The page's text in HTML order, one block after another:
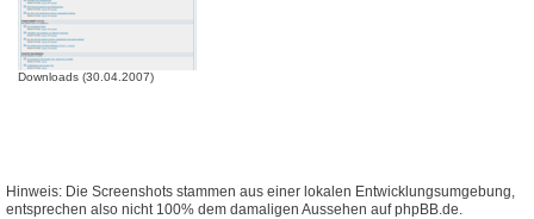
Downloads (30.04.2007)
Hinweis: Die Screenshots stammen aus einer lokalen Entwicklungsumgebung,
entsprechen also nicht 100% dem damaligen Aussehen auf phpBB.de.